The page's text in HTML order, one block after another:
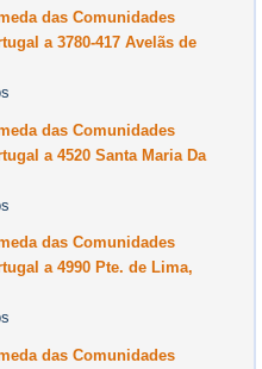
das Comunidades
a 3780-417 Avelãs de
das Comunidades
a 4520 Santa Maria Da
das Comunidades
a 4990 Pte. de Lima,
das Comunidades